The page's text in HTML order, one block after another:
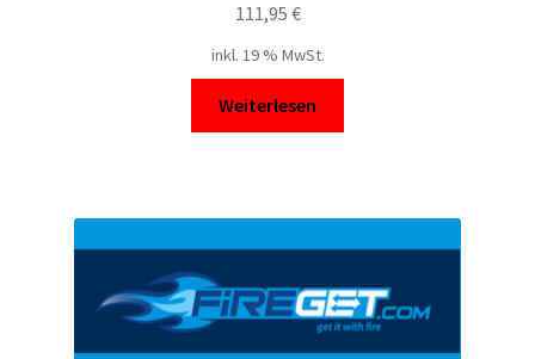
111,95 €
inkl. 19 % MwSt.
Weiterlesen